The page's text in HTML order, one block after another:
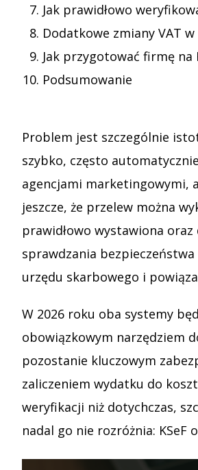
Jak prawidłowo
Dodatkowe zmiany VAT
Jak przygotować firmę na
Podsumowanie
Problem jest szczególnie
szybko, często
agencjami marketingowymi,
jeszcze, że przelew można
prawidłowo wystawiona
sprawdzania
urzędu skarbowego i
W 2026 roku oba systemy
obowiązkowym narzędziem
pozostanie kluczowym
zaliczeniem wydatku do
weryfikacji niż dotychczas,
nadal go nie rozróżnia: